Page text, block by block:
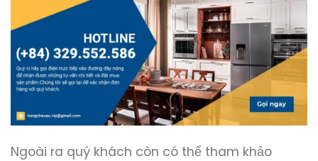
Ngoài ra quý khách còn có thể tham khảo